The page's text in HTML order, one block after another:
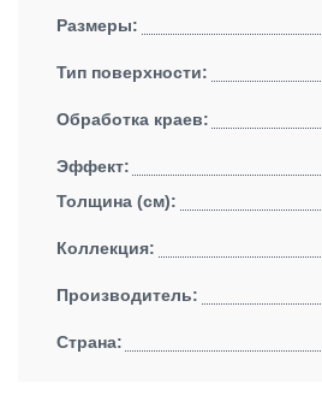
Размеры:
Тип поверхности:
Обработка краев:
Эффект:
Толщина (см):
Коллекция:
Производитель:
Страна: